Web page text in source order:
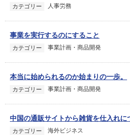
カテゴリー 人事労務
事業を実行するのにすること
カテゴリー 事業計画・商品開発
本当に始められるのか始まりの一歩。
カテゴリー 事業計画・商品開発
中国の通販サイトから雑貨を仕入れに
カテゴリー 海外ビジネス